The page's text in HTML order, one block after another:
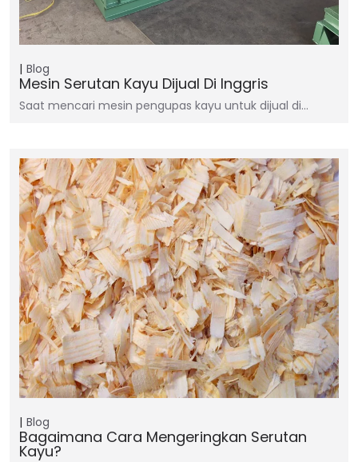
Blog
Mesin Serutan Kayu Dijual Di Inggris
Saat mencari mesin pengupas kayu untuk dijual di…
Blog
Bagaimana Cara Mengeringkan Serutan
Kayu?